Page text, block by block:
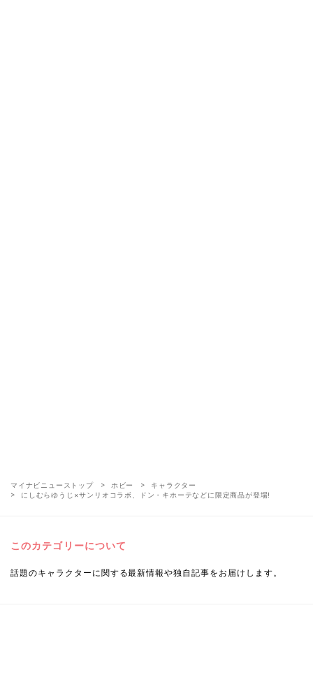
マイナビニューストップ ホビー
キャラクター
にしむらゆうじ×サンリオコラボ、ドン・キホーテなどに限定商品が登場!
このカテゴリーについて
話題のキャラクターに関する最新情報や独自記事をお届けします。